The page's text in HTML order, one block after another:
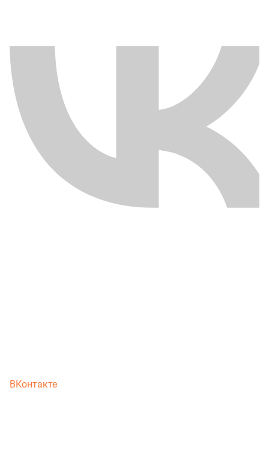
ВКонтакте